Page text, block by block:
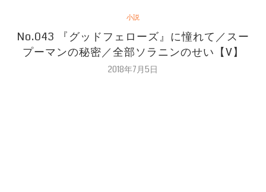
小説
No.043 『グッドフェローズ』に憧れて／スー
プーマンの秘密／全部ソラニンのせい【V】
2018年7月5日